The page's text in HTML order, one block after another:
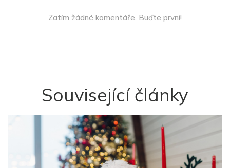
Zatím žádné komentáře. Buďte první!
Související články